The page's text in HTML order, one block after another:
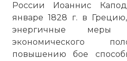
России Иоаннис
январе 1828 г. в
энергичные
экономического
повышению бое